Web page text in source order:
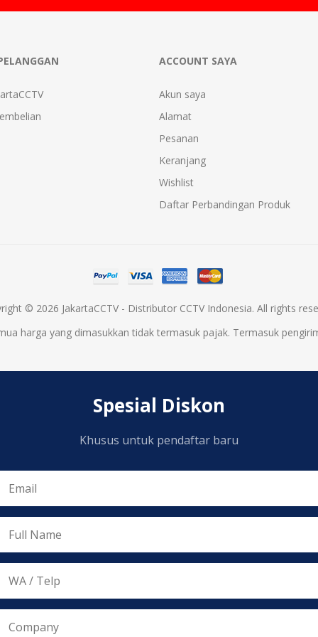
ACCOUNT SAYA
Akun saya
Alamat
Pesanan
Keranjang
Wishlist
Daftar Perbandingan Produk
© 2026 JakartaCCTV - Distributor CCTV Indonesia. All rights
harga yang dimasukkan tidak termasuk pajak. Termasuk
Spesial Diskon
Khusus untuk pendaftar baru